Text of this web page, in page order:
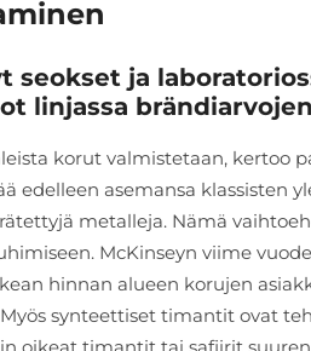
seokset ja
linjassa
korut valmistetaan, kertoo
edelleen asemansa
metalleja. Nämä
McKinseyn viime
hinnan alueen korujen
synteettiset timantit ovat